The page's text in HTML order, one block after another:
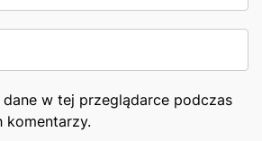
w tej przeglądarce podczas
komentarzy.